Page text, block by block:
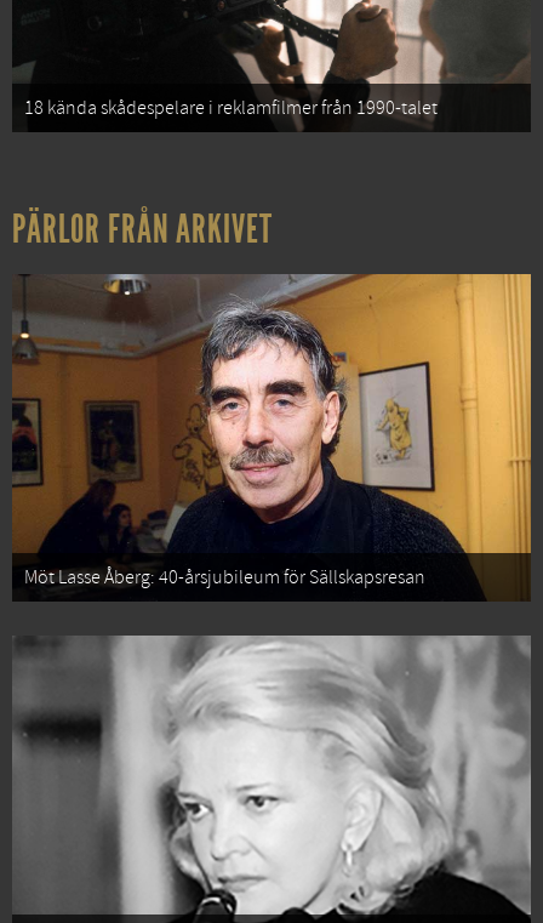
18 kända skådespelare i reklamfilmer från 1990-talet
PÄRLOR FRÅN ARKIVET
Möt Lasse Åberg: 40-årsjubileum för Sällskapsresan